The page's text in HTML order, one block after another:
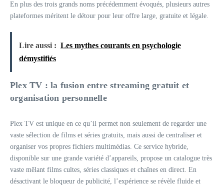
En plus des trois grands noms précédemment évoqués, plusieurs autres
plateformes méritent le détour pour leur offre large, gratuite et légale.
Lire aussi : Les mythes courants en psychologie
démystifiés
Plex TV : la fusion entre streaming gratuit et
organisation personnelle
Plex TV est unique en ce qu’il permet non seulement de regarder une
vaste sélection de films et séries gratuits, mais aussi de centraliser et
organiser vos propres fichiers multimédias. Ce service hybride,
disponible sur une grande variété d’appareils, propose un catalogue très
vaste mêlant films cultes, séries classiques et chaînes en direct. En
désactivant le bloqueur de publicité, l’expérience se révèle fluide et